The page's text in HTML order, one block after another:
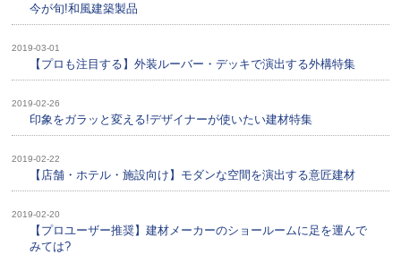
今が旬!和風建築製品
2019-03-01
【プロも注目する】外装ルーバー・デッキで演出する外構特集
2019-02-26
印象をガラッと変える!デザイナーが使いたい建材特集
2019-02-22
【店舗・ホテル・施設向け】モダンな空間を演出する意匠建材
2019-02-20
【プロユーザー推奨】建材メーカーのショールームに足を運んで
みては?